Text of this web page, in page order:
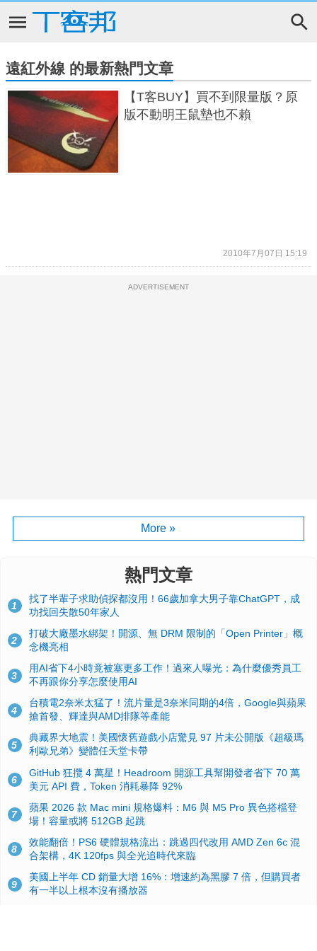
遠紅外線 的最新熱門文章
【T客BUY】買不到限量版？原
版不動明王鼠墊也不賴
2010年7月07日 15:19
ADVERTISEMENT
More »
熱門文章
1
找了半輩子求助偵探都沒用！66歲加拿大男子靠ChatGPT，成
功找回失散50年家人
2
打破大廠墨水綁架！開源、無 DRM 限制的「Open Printer」概
念機亮相
3
用AI省下4小時竟被塞更多工作！過來人曝光：為什麼優秀員工
不再跟你分享怎麼使用AI
4
台積電2奈米太猛了！流片量是3奈米同期的4倍，Google與蘋果
搶首發、輝達與AMD排隊等產能
5
典藏界大地震！美國懷舊遊戲小店驚見 97 片未公開版《超級瑪
利歐兄弟》變體任天堂卡帶
6
GitHub 狂攬 4 萬星！Headroom 開源工具幫開發者省下 70 萬
美元 API 費，Token 消耗暴降 92%
7
蘋果 2026 款 Mac mini 規格爆料：M6 與 M5 Pro 異色搭檔登
場！容量或將 512GB 起跳
8
效能翻倍！PS6 硬體規格流出：跳過四代改用 AMD Zen 6c 混
合架構，4K 120fps 與全光追時代來臨
9
美國上半年 CD 銷量大增 16%：增速約為黑膠 7 倍，但購買者
有一半以上根本沒有播放器